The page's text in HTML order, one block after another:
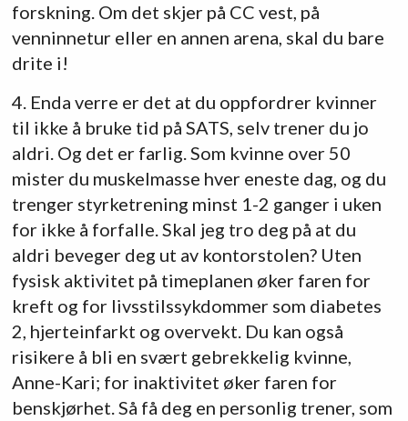
forskning. Om det skjer på CC vest, på
venninnetur eller en annen arena, skal du bare
drite i!
4. Enda verre er det at du oppfordrer kvinner
til ikke å bruke tid på SATS, selv trener du jo
aldri. Og det er farlig. Som kvinne over 50
mister du muskelmasse hver eneste dag, og du
trenger styrketrening minst 1-2 ganger i uken
for ikke å forfalle. Skal jeg tro deg på at du
aldri beveger deg ut av kontorstolen? Uten
fysisk aktivitet på timeplanen øker faren for
kreft og for livsstilssykdommer som diabetes
2, hjerteinfarkt og overvekt. Du kan også
risikere å bli en svært gebrekkelig kvinne,
Anne-Kari; for inaktivitet øker faren for
benskjørhet. Så få deg en personlig trener, som